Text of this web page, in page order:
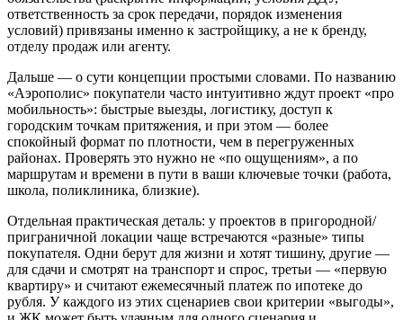
ответственность за срок передачи, порядок изменения
условий) привязаны именно к застройщику, а не к бренду,
отделу продаж или агенту.
Дальше — о сути концепции простыми словами. По названию
«Аэрополис» покупатели часто интуитивно ждут проект «про
мобильность»: быстрые выезды, логистику, доступ к
городским точкам притяжения, и при этом — более
спокойный формат по плотности, чем в перегруженных
районах. Проверять это нужно не «по ощущениям», а по
маршрутам и времени в пути в ваши ключевые точки (работа,
школа, поликлиника, близкие).
Отдельная практическая деталь: у проектов в пригородной/
приграничной локации чаще встречаются «разные» типы
покупателя. Одни берут для жизни и хотят тишину, другие —
для сдачи и смотрят на транспорт и спрос, третьи — «первую
квартиру» и считают ежемесячный платеж по ипотеке до
рубля. У каждого из этих сценариев свои критерии «выгоды»,